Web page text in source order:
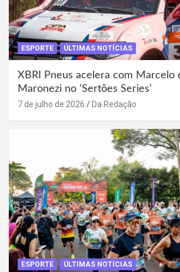
ESPORTE ÚLTIMAS NOTÍCIAS
XBRI Pneus acelera com Marcelo
Maronezi no ‘Sertões Series’
7 de julho de 2026 Da Redação
ESPORTE ÚLTIMAS NOTÍCIAS